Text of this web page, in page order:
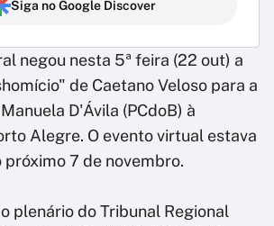
Siga no Google Discover
negou nesta 5ª feira (22 out) a
de Caetano Veloso para a
D'Ávila (PCdoB) à
Alegre. O evento virtual estava
7 de novembro.
plenário do Tribunal Regional